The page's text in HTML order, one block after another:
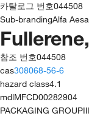
카탈로그 번호044508
Sub-brandingAlfa
참조 번호044508
cas308068-56-6
hazard class4.1
mdlMFCD00282904
PACKAGING GROUPIII